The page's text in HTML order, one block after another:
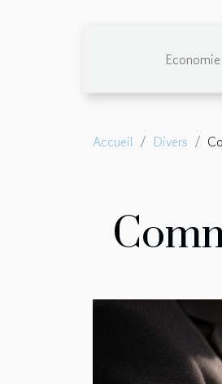
Economie
Accueil Divers